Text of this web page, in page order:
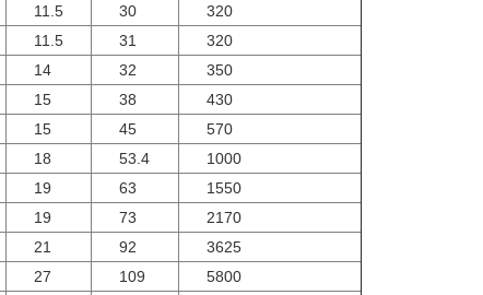
11.5 30
320
11.5 31
320
14 32
350
15 38
430
15 45
570
18 53.4
1000
19 63
1550
19 73
2170
21 92
3625
27 109
5800